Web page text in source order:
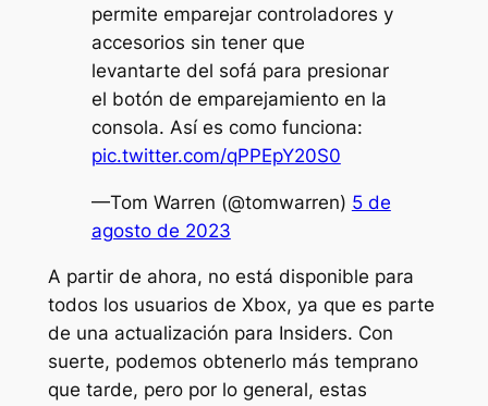
permite emparejar controladores y
accesorios sin tener que
levantarte del sofá para presionar
el botón de emparejamiento en la
consola. Así es como funciona:
pic.twitter.com/qPPEpY20S0
—Tom Warren (@tomwarren) 5 de
agosto de 2023
A partir de ahora, no está disponible para
todos los usuarios de Xbox, ya que es parte
de una actualización para Insiders. Con
suerte, podemos obtenerlo más temprano
que tarde, pero por lo general, estas